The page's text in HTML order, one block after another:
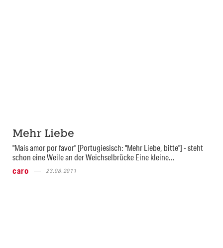
Mehr Liebe
"Mais amor por favor" [Portugiesisch: "Mehr Liebe, bitte"] - steht
schon eine Weile an der Weichselbrücke Eine kleine...
caro
23.08.2011